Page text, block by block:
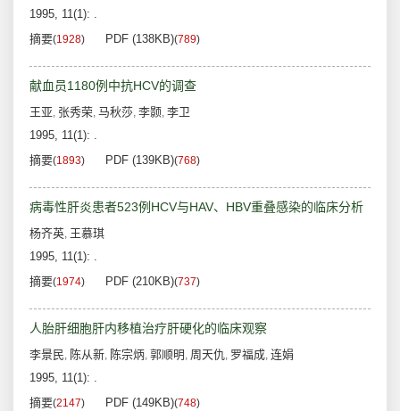
1995, 11(1): .
摘要(1928) PDF (138KB)(789)
献血员1180例中抗HCV的调查
王亚, 张秀荣, 马秋莎, 李颢, 李卫
1995, 11(1): .
摘要(1893) PDF (139KB)(768)
病毒性肝炎患者523例HCV与HAV、HBV重叠感染的临床分析
杨齐英, 王慕琪
1995, 11(1): .
摘要(1974) PDF (210KB)(737)
人胎肝细胞肝内移植治疗肝硬化的临床观察
李景民, 陈从新, 陈宗炳, 郭顺明 , 周天仇, 罗福成, 连娟
1995, 11(1): .
摘要(2147) PDF (149KB)(748)